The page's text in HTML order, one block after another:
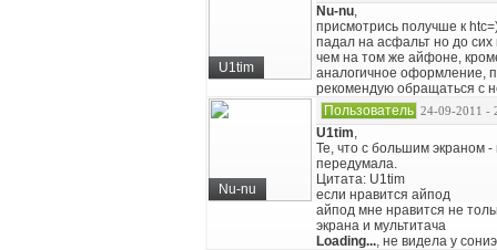
U1tim
Nu-nu,
присмотрись получше к
падал на асфальт но до
чем на том же айфоне,
аналогичное оформление,
рекомендую обращаться с
Nu-nu
Пользователь 24-09-2011 -
U1tim,
Те, что с большим экраном
передумала.
Цитата: U1tim
если нравится айпод
айпод мне нравится не
экрана и мультитача
Loading..., не видела у